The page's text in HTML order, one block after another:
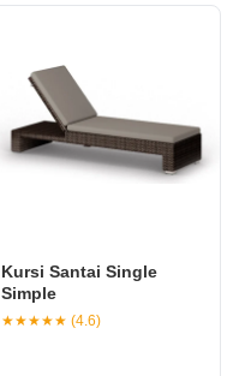
Kursi Santai Single
Simple
★★★★★ (4.6)